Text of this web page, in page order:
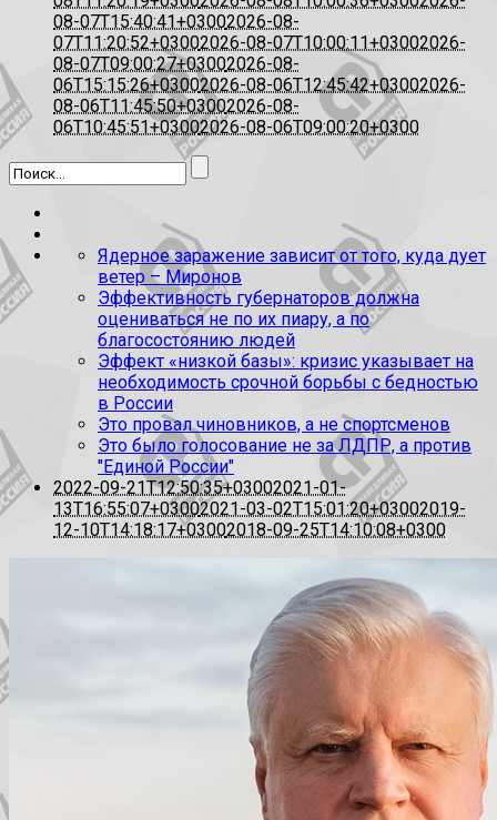
08-07T15:40:41+03002026-08-
07T11:20:52+03002026-08-07T10:00:11+03002026-
08-07T09:00:27+03002026-08-
06T15:15:26+03002026-08-06T12:45:42+03002026-
08-06T11:45:50+03002026-08-
06T10:45:51+03002026-08-06T09:00:20+0300
Ядерное заражение зависит от того, куда дует
ветер – Миронов
Эффективность губернаторов должна
оцениваться не по их пиару, а по
благосостоянию людей
Эффект «низкой базы»: кризис указывает на
необходимость срочной борьбы с бедностью
в России
Это провал чиновников, а не спортсменов
Это было голосование не за ЛДПР, а против
"Единой России"
2022-09-21T12:50:35+03002021-01-
13T16:55:07+03002021-03-02T15:01:20+03002019-
12-10T14:18:17+03002018-09-25T14:10:08+0300